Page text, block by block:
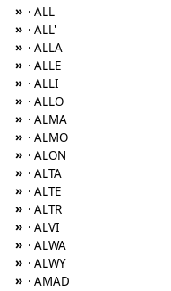
» · ALL
» · ALL'
» · ALLA
» · ALLE
» · ALLI
» · ALLO
» · ALMA
» · ALMO
» · ALON
» · ALTA
» · ALTE
» · ALTR
» · ALVI
» · ALWA
» · ALWY
» · AMAD